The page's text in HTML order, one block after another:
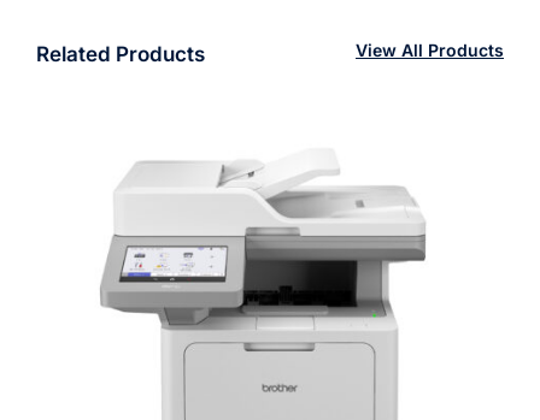
Related Products View All Products